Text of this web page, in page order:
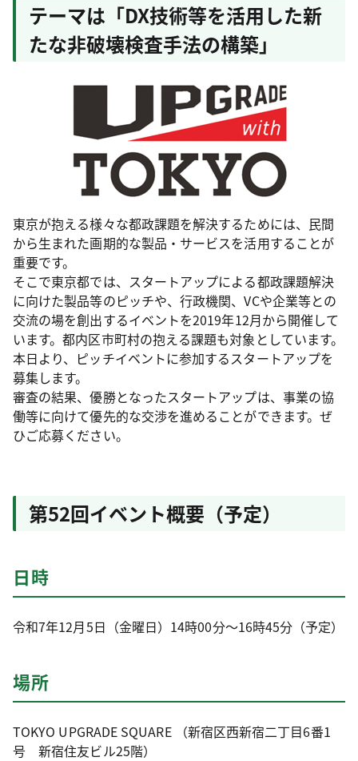
テーマは「DX技術等を活用した新
たな非破壊検査手法の構築」
東京が抱える様々な都政課題を解決するためには、民間
から生まれた画期的な製品・サービスを活用することが
重要です。
そこで東京都では、スタートアップによる都政課題解決
に向けた製品等のピッチや、行政機関、VCや企業等との
交流の場を創出するイベントを2019年12月から開催して
います。都内区市町村の抱える課題も対象としています。
本日より、ピッチイベントに参加するスタートアップを
募集します。
審査の結果、優勝となったスタートアップは、事業の協
働等に向けて優先的な交渉を進めることができます。ぜ
ひご応募ください。
第52回イベント概要（予定）
日時
令和7年12月5日（金曜日）14時00分～16時45分（予定）
場所
TOKYO UPGRADE SQUARE （新宿区西新宿二丁目6番1
号 新宿住友ビル25階）